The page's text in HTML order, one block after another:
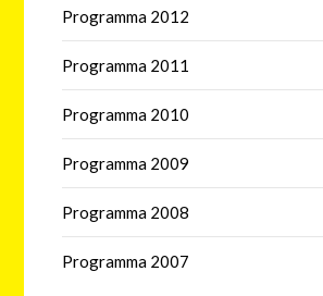
Programma 2012
Programma 2011
Programma 2010
Programma 2009
Programma 2008
Programma 2007